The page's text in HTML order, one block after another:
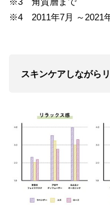
※4 2011年7月 ～2021
スキンケアしながら